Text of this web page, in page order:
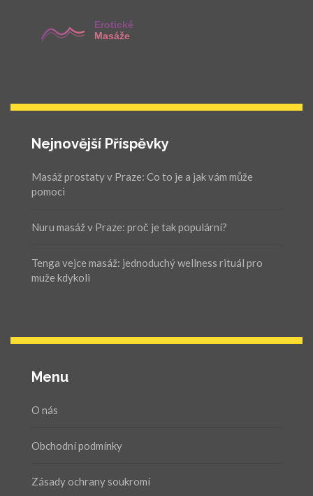
Nejnovější Příspěvky
Masáž prostaty v Praze: Co to je a jak vám může
pomoci
Nuru masáž v Praze: proč je tak populární?
Tenga vejce masáž: jednoduchý wellness rituál pro
muže kdykoli
Menu
O nás
Obchodní podmínky
Zásady ochrany soukromí